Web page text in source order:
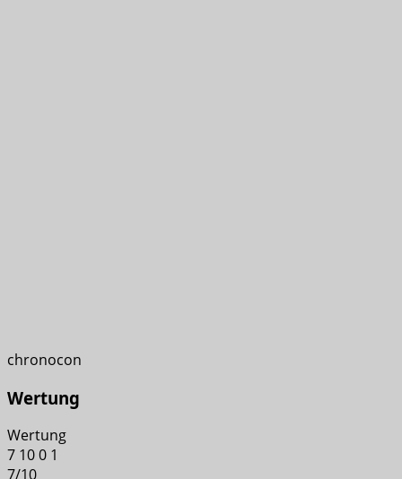
chronocon
Wertung
Wertung
7 100 1
7/10